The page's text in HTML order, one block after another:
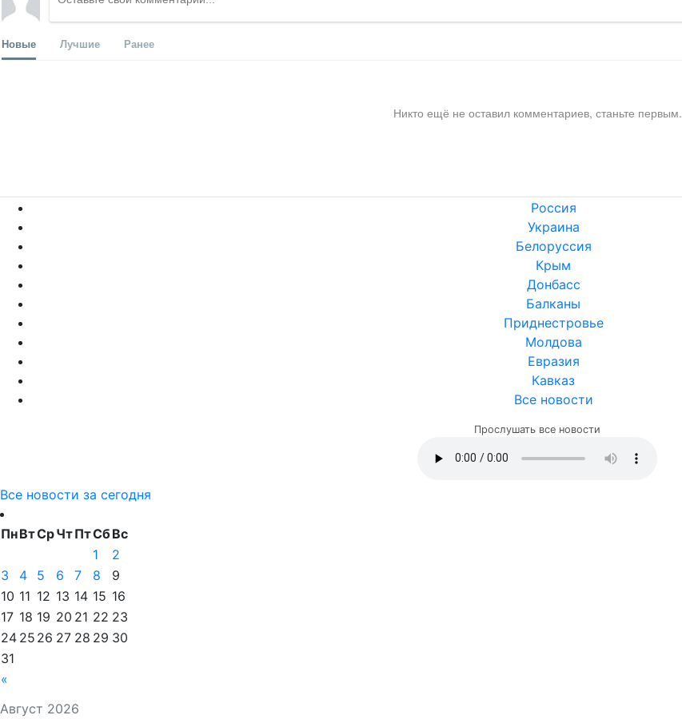
Новые Лучшие Ранее
Никто ещё не оставил комментариев, станьте первым.
Россия
Украина
Белоруссия
Крым
Донбасс
Балканы
Приднестровье
Молдова
Евразия
Кавказ
Все новости
Прослушать все новости
Все новости за сегодня
Август 2026
ПнВтСрЧтПтСбВс
«
1
2
3
4 5 6 7 8
9
10 11 12 13 14 15 16
17 18 19 20 21 22 23
24 25 26 27 28 29 30
31